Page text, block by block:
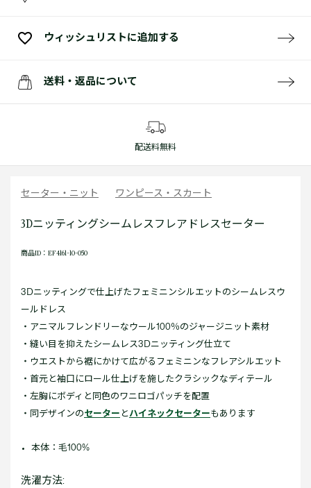
ウィッシュリストに追加する
送料・返品について
配送料無料
セーター・ニット ワンピース・スカート
3Dニッティングシームレスフレアドレスセーター
商品ID：EF4161-10-050
3Dニッティングで仕上げたフェミニンシルエットのシームレスウ
ールドレス
・アニマルフレンドリーなウール100％のジャージニット素材
・縫い目を抑えたシームレス3Dニッティング仕立て
・ウエストから裾にかけて広がるフェミニンなフレアシルエット
・首元と袖口にロール仕上げを施したクラシックなディテール
・左胸にボディと同色のワニロゴパッチを配置
・同デザインのセーター とハイネックセーターもあります
本体：毛100%
洗濯方法: